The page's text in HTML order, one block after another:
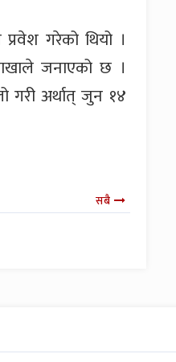
गरेको थियो ।
जनाएको छ ।
गरी अर्थात् जुन १४
सबै